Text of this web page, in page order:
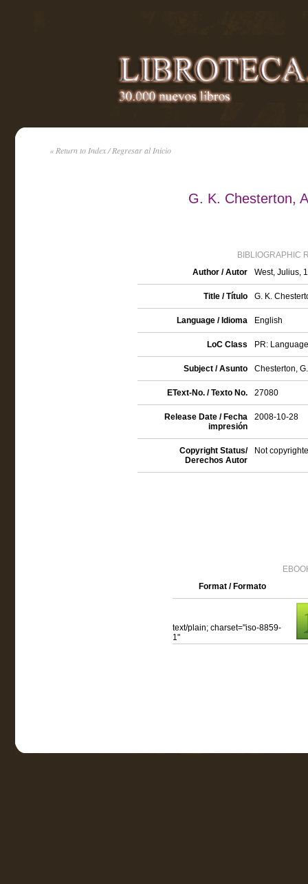
« Return to Index / Regresar al Inicio
G. K. Chesterton,
BIBLIOGRAPHIC
Author / Autor
West, Julius,
Title / Título G. K.
Language / Idioma English
LoC Class PR:
Subject / Asunto Chesterton,
EText-No. / Texto No. 27080
Release Date / Fecha
impresión
2008-10-28
Copyright Status/
Derechos Autor
Not
Format / Formato
text/plain; charset="iso-8859-
1"